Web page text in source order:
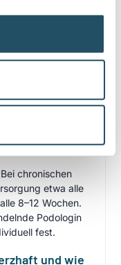
ist eine fachlich
Hornhaut oder
kosmetischen
chronischen
etwa alle
8–12 Wochen.
Podologin
fest.
und wie